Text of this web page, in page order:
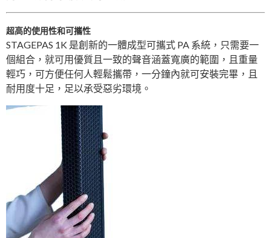
超高的使用性和可攜性
STAGEPAS 1K 是創新的一體成型可攜式 PA 系統，只需要一
個組合，就可用優質且一致的聲音涵蓋寬廣的範圍，且重量
輕巧，可方便任何人輕鬆攜帶，一分鐘內就可安裝完畢，且
耐用度十足，足以承受惡劣環境。